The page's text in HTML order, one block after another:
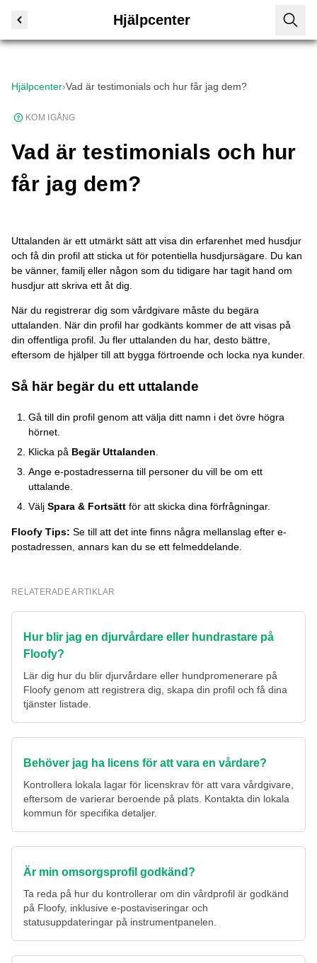
Hjälpcenter
Hjälpcenter›Vad är testimonials och hur får jag dem?
KOM IGÅNG
Vad är testimonials och hur
får jag dem?
Uttalanden är ett utmärkt sätt att visa din erfarenhet med husdjur
och få din profil att sticka ut för potentiella husdjursägare. Du kan
be vänner, familj eller någon som du tidigare har tagit hand om
husdjur att skriva ett åt dig.
När du registrerar dig som vårdgivare måste du begära
uttalanden. När din profil har godkänts kommer de att visas på
din offentliga profil. Ju fler uttalanden du har, desto bättre,
eftersom de hjälper till att bygga förtroende och locka nya kunder.
Så här begär du ett uttalande
Gå till din profil genom att välja ditt namn i det övre högra
hörnet.
Klicka på Begär Uttalanden
Ange e-postadresserna till personer du vill be om ett
uttalande.
Välj Spara & Fortsätt för att skicka dina förfrågningar.
Floofy Tips: Se till att det inte finns några mellanslag efter e-
postadressen, annars kan du se ett felmeddelande.
RELATERADE ARTIKLAR
Hur blir jag en djurvårdare eller hundrastare på
Floofy?
Lär dig hur du blir djurvårdare eller hundpromenerare på
Floofy genom att registrera dig, skapa din profil och få dina
tjänster listade.
Behöver jag ha licens för att vara en vårdare?
Kontrollera lokala lagar för licenskrav för att vara vårdgivare,
eftersom de varierar beroende på plats. Kontakta din lokala
kommun för specifika detaljer.
Är min omsorgsprofil godkänd?
Ta reda på hur du kontrollerar om din vårdprofil är godkänd
på Floofy, inklusive e-postaviseringar och
statusuppdateringar på instrumentpanelen.